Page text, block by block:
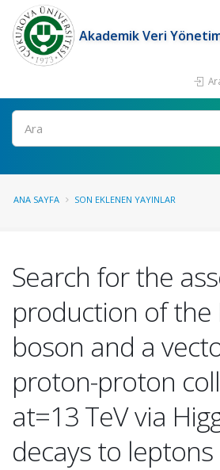
Akademik Veri
Ara
ANA SAYFA SON EKLENEN YAYINLAR
Search for the
production of the
boson and a
proton-proton
at=13 TeV via
decays to leptons